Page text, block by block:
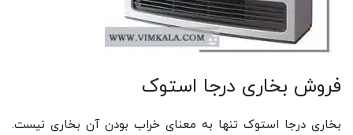
فروش بخاری درجا استوک
بخاری درجا استوک تنها به معنای خراب بودن آن بخاری نیست.